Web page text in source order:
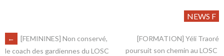
NEWS F
←
[FEMININES] Non conservé,
le coach des gardiennes du LOSC
[FORMATION] Yéli Traoré
poursuit son chemin au LOSC